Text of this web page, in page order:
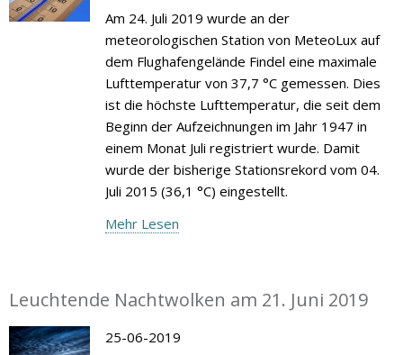
Am 24. Juli 2019 wurde an der
meteorologischen Station von MeteoLux auf
dem Flughafengelände Findel eine maximale
Lufttemperatur von 37,7 °C gemessen. Dies
ist die höchste Lufttemperatur, die seit dem
Beginn der Aufzeichnungen im Jahr 1947 in
einem Monat Juli registriert wurde. Damit
wurde der bisherige Stationsrekord vom 04.
Juli 2015 (36,1 °C) eingestellt.
Mehr Lesen
Leuchtende Nachtwolken am 21. Juni 2019
25-06-2019